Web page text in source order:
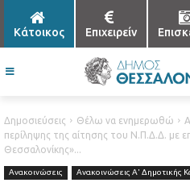
Κάτοικος Επιχειρείν
Δημοσιεύσεις Θέλω να ενημερωθώ
περίληψης της αίτησης του Ν.Π.Δ.Δ. με
Θεσσαλονίκης»...
Ανακοινώσεις Ανακοινώσεις Α' Δημοτικής